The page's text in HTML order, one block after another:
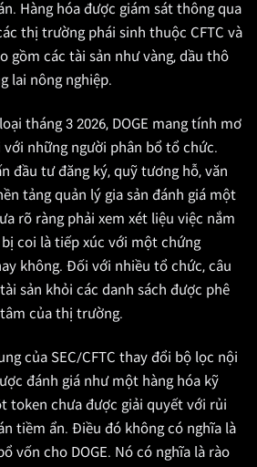
Hàng hóa được giám sát thông qua
thị trường phái sinh thuộc CFTC và
gồm các tài sản như vàng, dầu thô
lai nông nghiệp.
tháng 3 2026, DOGE mang tính mơ
những người phân bổ tổ chức.
đầu tư đăng ký, quỹ tương hỗ, văn
tảng quản lý gia sản đánh giá một
rõ ràng phải xem xét liệu việc nắm
coi là tiếp xúc với một chứng
không. Đối với nhiều tổ chức, câu
sản khỏi các danh sách được phê
của thị trường.
của SEC/CFTC thay đổi bộ lọc nội
đánh giá như một hàng hóa kỹ
token chưa được giải quyết với rủi
tiềm ẩn. Điều đó không có nghĩa là
vốn cho DOGE. Nó có nghĩa là rào